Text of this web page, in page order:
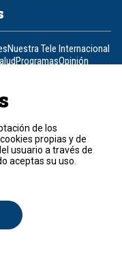
Nuestra Tele Internacional
ProgramasOpinión
La Noche
La Tarde
Razón de Estado
Atención al inversionista
autorregulación
Prensa RCN
de los
propias y de
usuario a través de
aceptas su uso.